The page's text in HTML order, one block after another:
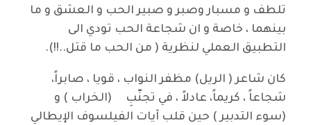
تلطف و مسبار وصبر و صبير الحب و العشق و ما
بينهما ، خاصة و ان شجاعة الحب تودي الى
التطبيق العملي لنظرية ( من الحب ما قتل..!!).
كان شاعر ( الريل) مظفر النواب ، قويا ، صابراً،
شجاعاً ، كريماً، عادلاً ، في تجنّبِ (الخراب ) و
(سوء التدبير ) حين قلب آيات الفيلسوف الإيطالي